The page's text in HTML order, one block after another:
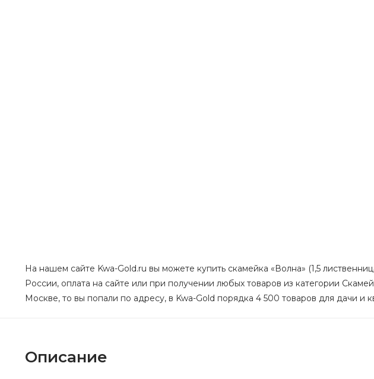
На нашем сайте Kwa-Gold.ru вы можете купить скамейка «Волна» (1,5
России, оплата на сайте или при получении любых товаров из категории
Москве, то вы попали по адресу, в Kwa-Gold порядка 4 500 товаров для дачи и
Описание